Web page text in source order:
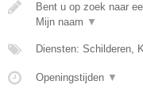
Bent u op zoek naar
Mijn naam ▼
Diensten: Schilderen,
Openingstijden ▼